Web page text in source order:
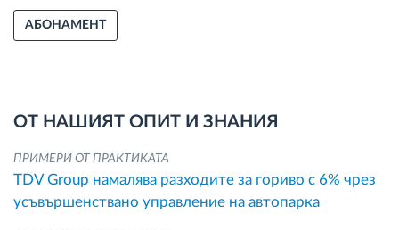
АБОНАМЕНТ
ОТ НАШИЯТ ОПИТ И ЗНАНИЯ
ПРИМЕРИ ОТ ПРАКТИКАТА
TDV Group намалява разходите за гориво с 6% чрез
усъвършенствано управление на автопарка